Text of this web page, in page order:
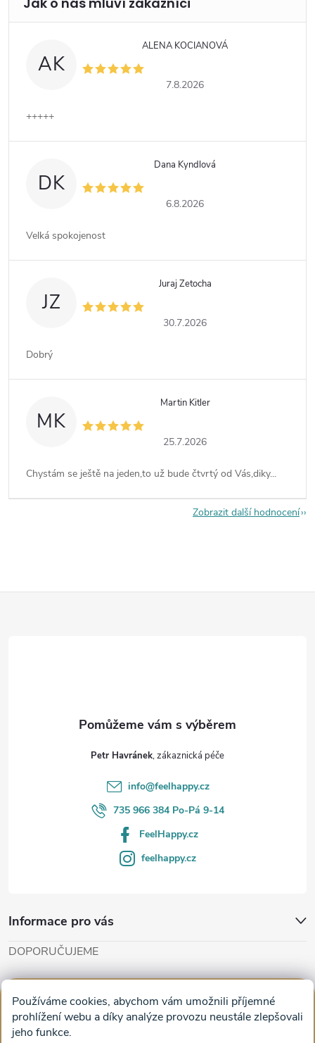
Používáme cookies, abychom vám umožnili příjemné
prohlížení webu a díky analýze provozu neustále zlepšovali
jeho funkce.
AK
ALENA KOCIANOVÁ
7.8.2026
+++++
DK
Dana Kyndlová
6.8.2026
Velká spokojenost
JZ
Juraj Zetocha
30.7.2026
Dobrý
MK
Martin Kitler
25.7.2026
Chystám se ještě na jeden,to už bude čtvrtý od Vás,diky...
Zobrazit další hodnocení
Petr Havránek
info@feelhappy.cz
735 966 384 Po-Pá 9-14
FeelHappy.cz
feelhappy.cz
Informace pro vás
DOPORUČUJEME
Obrazy na plátně na zeď a stěnu do obýváku
Facebook